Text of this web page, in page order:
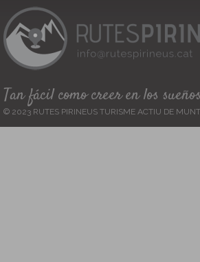
Tan fácil como creer en los
© 2023 RUTES PIRINEUS TURISME ACTIU DE